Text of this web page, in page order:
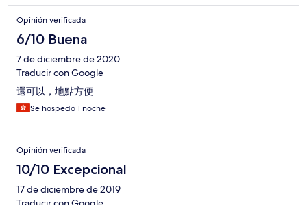
Opinión verificada
6/10 Buena
7 de diciembre de 2020
Traducir con Google
還可以，地點方便
Se hospedó 1 noche
Opinión verificada
10/10 Excepcional
17 de diciembre de 2019